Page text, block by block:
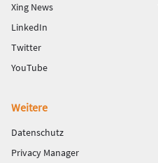
Xing News
LinkedIn
Twitter
YouTube
Weitere
Datenschutz
Privacy Manager